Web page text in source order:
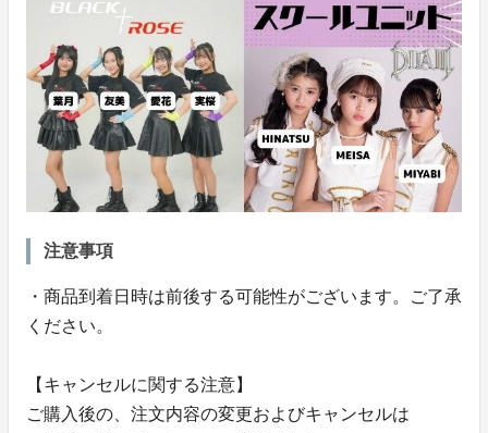
注意事項
・商品到着日時は前後する可能性がございます。ご了承
ください。
【キャンセルに関する注意】
ご購入後の、注文内容の変更およびキャンセルは